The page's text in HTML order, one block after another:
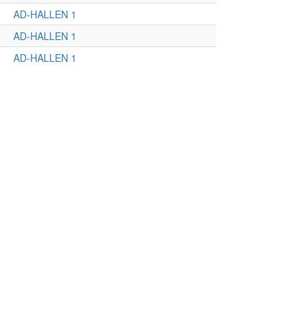
AD-HALLEN 1
AD-HALLEN 1
AD-HALLEN 1